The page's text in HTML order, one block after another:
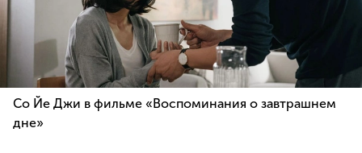
Со Йе Джи в фильме «Воспоминания о завтрашнем
дне»